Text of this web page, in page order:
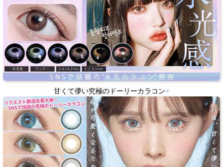
甘くて儚い究極のドーリーカラコン♥